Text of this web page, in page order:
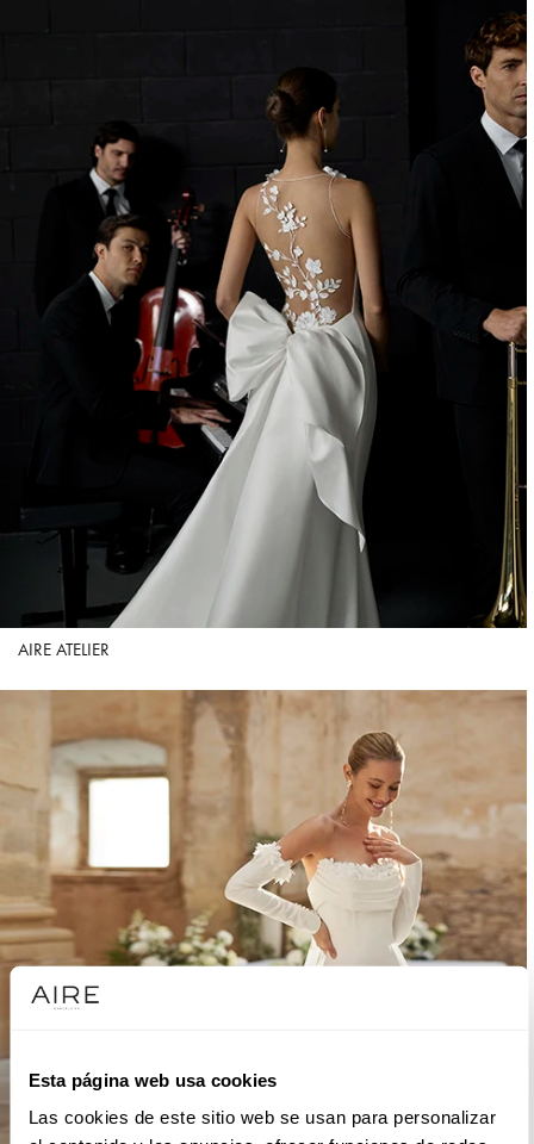
Esta página web usa cookies
Las cookies de este sitio web se usan para personalizar
AIRE ATELIER